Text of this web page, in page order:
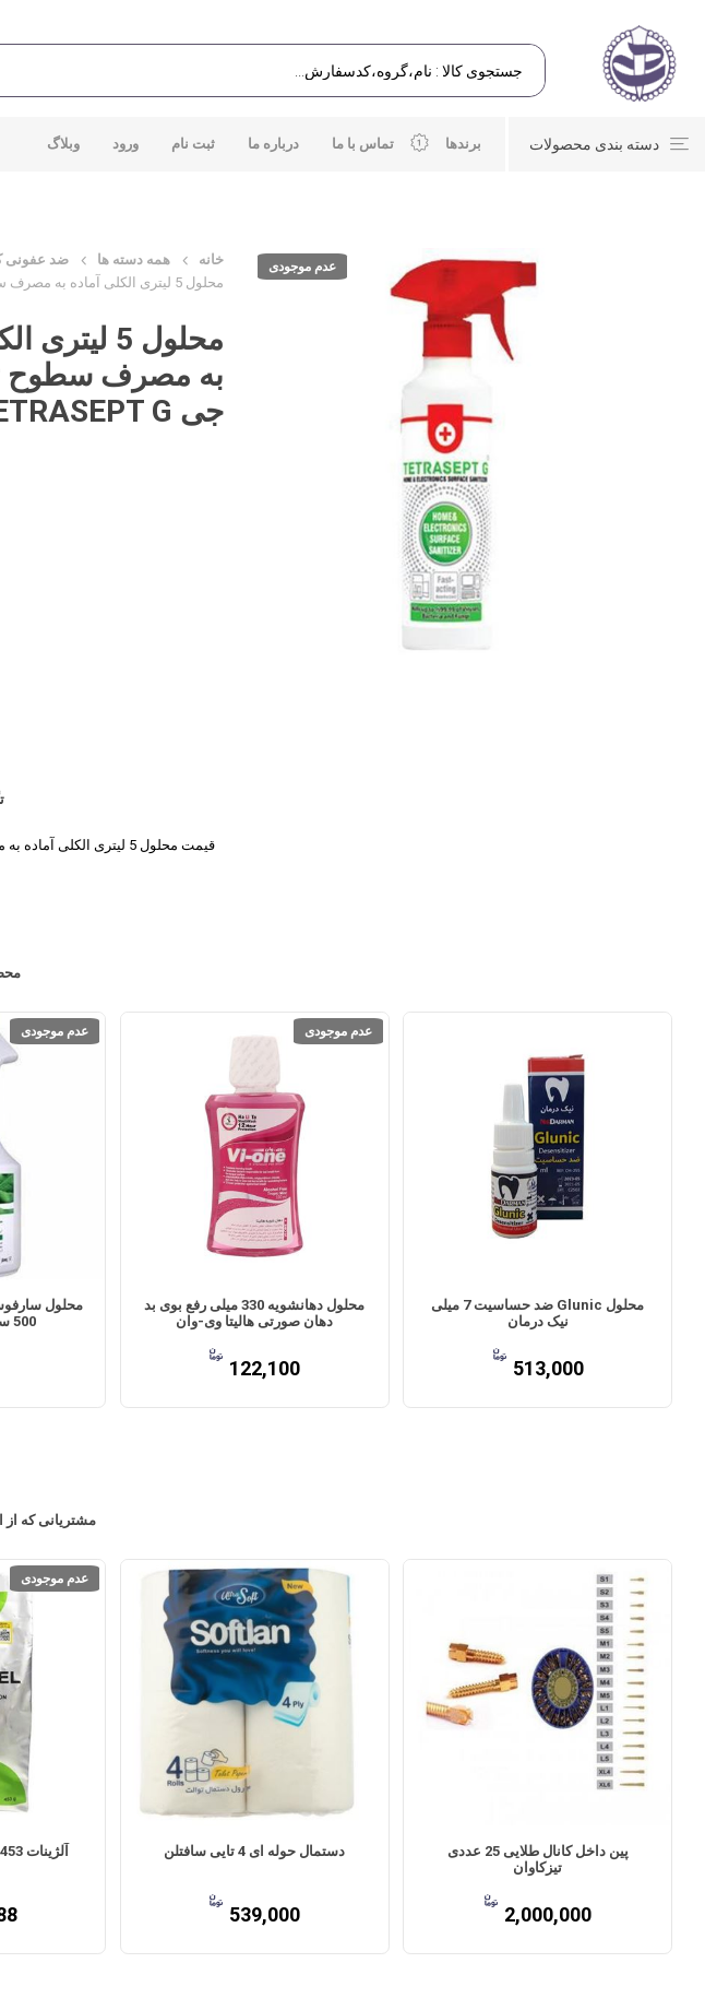
دسته بندی محصولات برندها تماس با ما درباره ما ثبت نام ورود وبلاگ
عدم موجودی خانه همه دسته ها
ضد عفونی
محلول 5 لیتری الکلی آماده به مصرف سطوح تتراسپت جی TETRASEPT G
محلول 5
به مصرف سطوح
جی TETRASEPT G
قیمت محلول 5 لیتری الکلی آماده به مصرف سطوح تتراسپت جی TETRASEPT G
محلول Glunic ضد حساسیت 7 میلی
نیک درمان
513,000
عدم موجودی
محلول دهانشویه 330 میلی رفع بوی بد
دهان صورتی هالیتا وی-وان
122,100
عدم موجودی
محلول
500 سی سی(سطوح)
مشتریانی که از
پین داخل کانال طلایی 25 عددی
تیزکاوان
2,000,000
دستمال حوله ای 4 تایی سافتلن
539,000
عدم موجودی